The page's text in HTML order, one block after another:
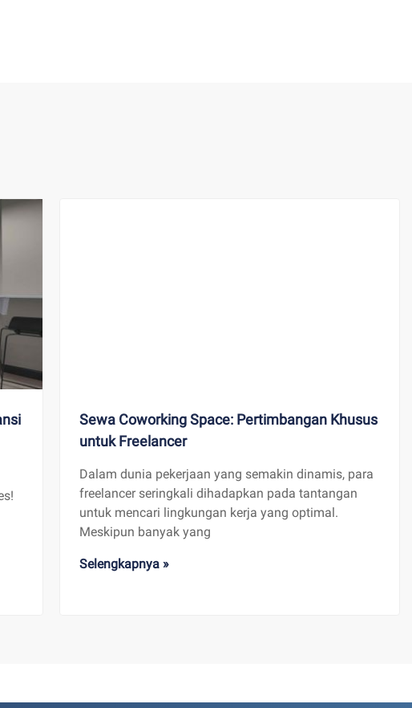
Sewa Coworking Space: Pertimbangan Khusus
untuk Freelancer
Dalam dunia pekerjaan yang semakin dinamis, para
freelancer seringkali dihadapkan pada tantangan
untuk mencari lingkungan kerja yang optimal.
Meskipun banyak yang
Selengkapnya »